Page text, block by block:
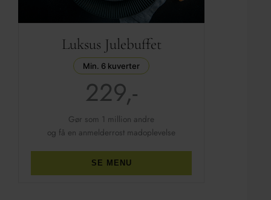
Luksus Julebuffet
Min. 6 kuverter
229,-
Gør som 1 million andre
og få en anmelderrost madoplevelse
SE MENU